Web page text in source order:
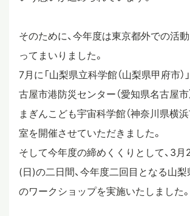
教員ブログ
在校生・保護者・卒業生の方へ
そのために、今年度は東京都外での活
ってまいりました。
7月に「山梨県立科学館（山梨県甲府市）
古屋市港防災センター（愛知県名古屋市）
まぎんこども宇宙科学館（神奈川県横浜
室を開催させていただきました。
そして今年度の締めくくりとして、3月
(日)の二日間、今年度二回目となる山
のワークショップを実施いたしました。